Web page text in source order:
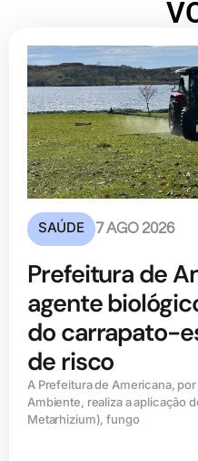
SAÚDE 7 AGO 2026
Prefeitura de
agente
do carrapato-
de risco
A Prefeitura de Americana,
Ambiente, realiza a aplicação
Metarhizium), fungo